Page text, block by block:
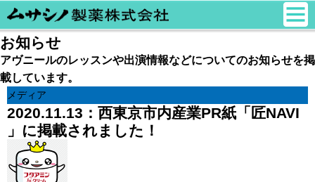
お知らせ
アヴニールのレッスンや出演情報などについてのお知らせを掲
載しています。
メディア
2020.11.13： 西東京市内産業PR紙「匠NAVI
」に掲載されました！